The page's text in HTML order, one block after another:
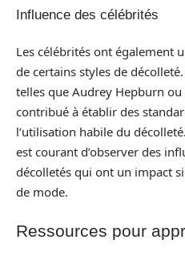
Influence des célébrités
Les célébrités ont également
de certains styles de
telles que Audrey Hepburn
contribué à établir des
l’utilisation habile du
est courant d’observer des
décolletés qui ont un impact
de mode.
Ressources pour